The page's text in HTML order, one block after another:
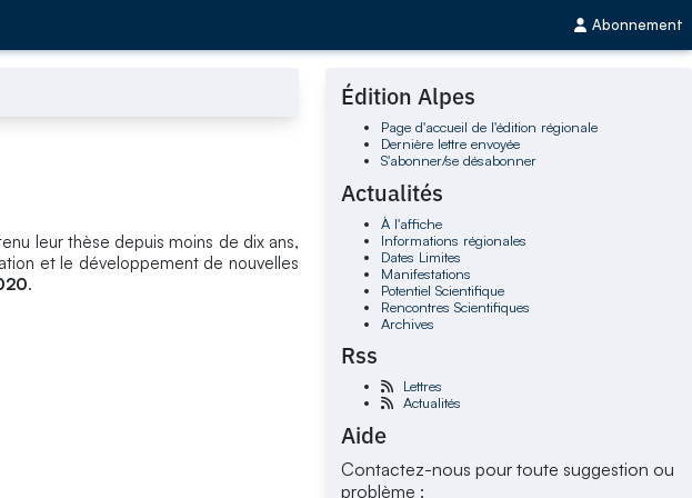
Abonnement
leur thèse depuis moins de dix ans,
et le développement de nouvelles
.
Édition Alpes
Page d'accueil de l'édition régionale
Dernière lettre envoyée
S'abonner/se désabonner
Actualités
À l'affiche
Informations régionales
Dates Limites
Manifestations
Potentiel Scientifique
Rencontres Scientifiques
Archives
Rss
Lettres
Actualités
Aide
Contactez-nous pour toute suggestion ou
problème :